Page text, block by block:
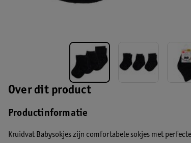
Over dit product
Productinformatie
Kruidvat Babysokjes zijn comfortabele sokjes met